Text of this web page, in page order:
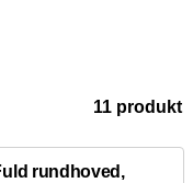
11 produkt
rundhoved,